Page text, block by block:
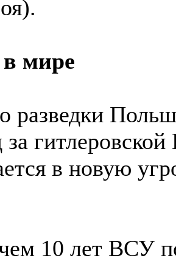
мире
разведки
за
в новую
10 лет ВСУ